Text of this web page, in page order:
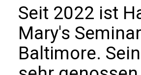
Seit 2022 ist
Mary's
Baltimore.